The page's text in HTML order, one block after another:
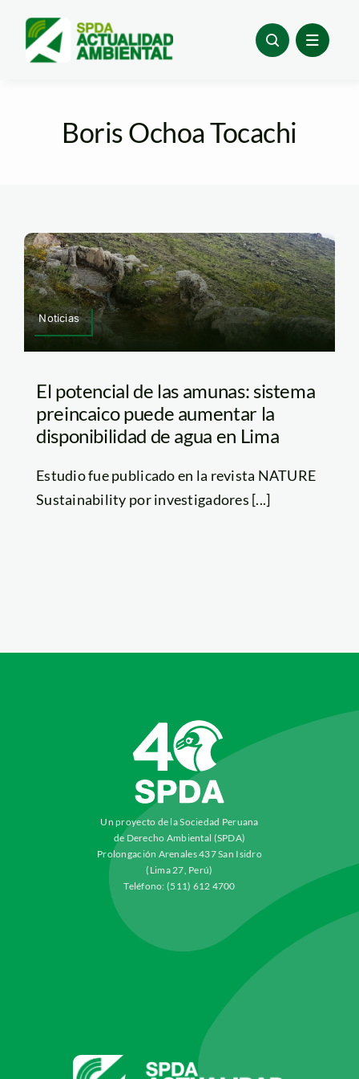
content
Boris Ochoa Tocachi
Noticias
El potencial de las amunas: sistema
preincaico puede aumentar la
disponibilidad de agua en Lima
Estudio fue publicado en la revista NATURE
Sustainability por investigadores [...]
Un proyecto de la Sociedad Peruana
de Derecho Ambiental (SPDA)
Prolongación Arenales 437 San Isidro
(Lima 27, Perú)
Teléfono: (511) 612 4700